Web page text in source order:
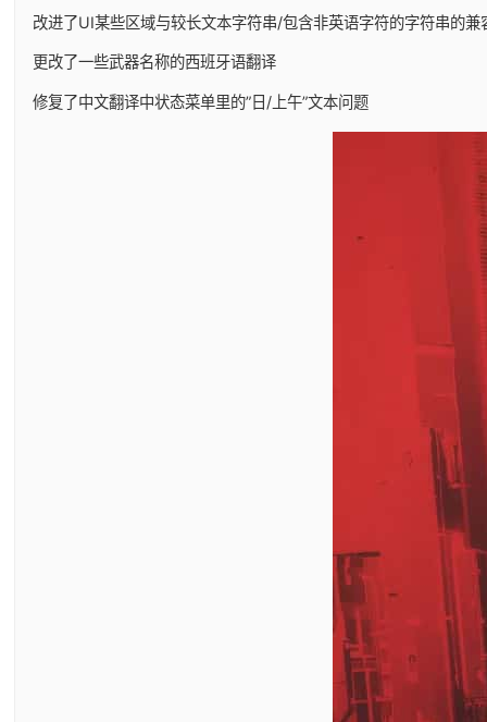
改进了UI某些区域与较长文本字符串/包含非英语字符的字符串的兼
更改了一些武器名称的西班牙语翻译
修复了中文翻译中状态菜单里的”日/上午”文本问题